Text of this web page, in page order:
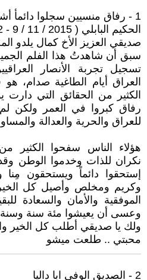
1 - رفاق منسيين سجلوا دائمأ أشجع المواقف
الحكيم البابلي ( 2015 / 11 / 9 - 06:52 )
صديقي العزيز الأخ كمال يلدو
سبق أن شاهدتُ هذا الفلم
تسجيل تجربة الأنصار
العراق أيام الطاغية صدام،
الكثير من الحقائق التي
رفاق كبروا في العمر ولكن
للعراق والحرية والعدالة
هؤلاء الناس سفحوا الكثير
نكران للذات وخدموا الوطن
إستحقوا دائماً ويستحقون
وكريم ومخلص وأصيل كل
الموفقية والأمان والسعادة
وعسى أن يعيشوا مئة سنة وسنة
ولك يا صديقي أطلب كل الخير
محبتي .. طلعت ميشو
2 - الصديق الوفي ابا داليا